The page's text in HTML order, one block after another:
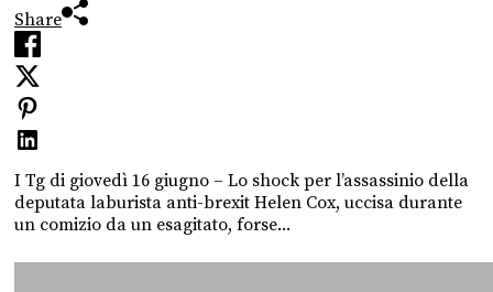
Share
I Tg di giovedì 16 giugno – Lo shock per l’assassinio della
deputata laburista anti-brexit Helen Cox, uccisa durante
un comizio da un esagitato, forse...